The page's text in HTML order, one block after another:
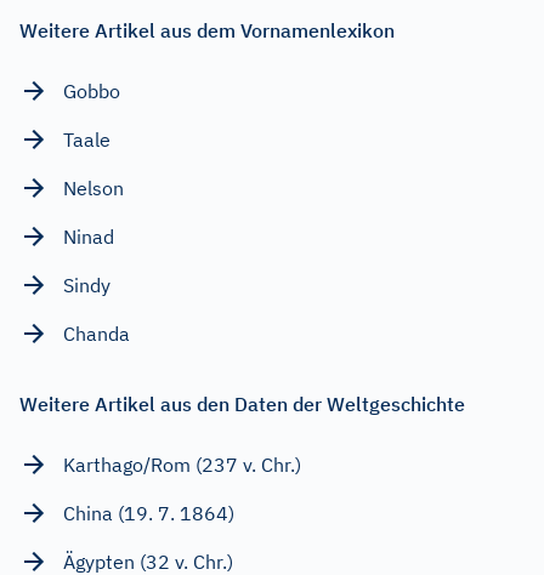
Weitere Artikel aus dem Vornamenlexikon
Gobbo
Taale
Nelson
Ninad
Sindy
Chanda
Weitere Artikel aus den Daten der Weltgeschichte
Karthago/Rom (237 v. Chr.)
China (19. 7. 1864)
Ägypten (32 v. Chr.)